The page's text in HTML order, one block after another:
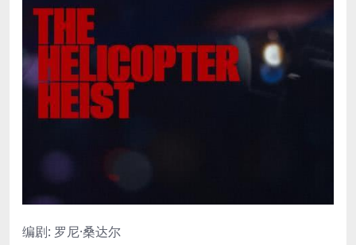
编剧: 罗尼·桑达尔